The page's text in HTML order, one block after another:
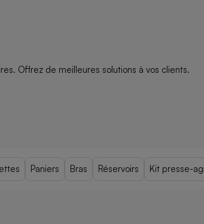
Offrez de meilleures solutions à vos clients.
Paniers Bras Réservoirs Kit presse-